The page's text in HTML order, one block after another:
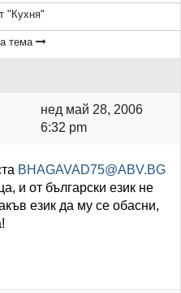
"Кухня"
тема
нед май 28, 2006
6:32 pm
BHAGAVAD75@ABV.BG
и от български език не
език да му се обасни,